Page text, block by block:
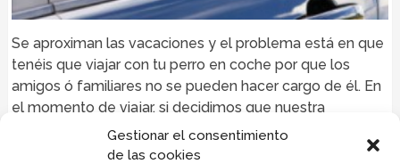
Gestionar el consentimiento
de las cookies
Se aproximan las vacaciones y el problema está en que
tenéis que viajar con tu perro en coche por que los
amigos ó familiares no se pueden hacer cargo de él. En
el momento de viajar, si decidimos que nuestra